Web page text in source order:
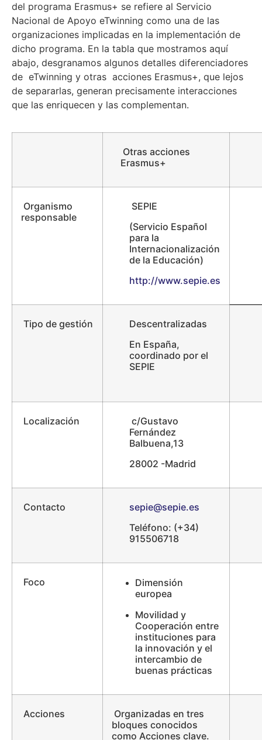
del programa Erasmus+ se refiere al Servicio
Nacional de Apoyo eTwinning como una de las
organizaciones implicadas en la implementación de
dicho programa. En la tabla que mostramos aquí
abajo, desgranamos algunos detalles diferenciadores
de eTwinning y otras acciones Erasmus+, que lejos
de separarlas, generan precisamente interacciones
que las enriquecen y las complementan.
Otras acciones
Erasmus+
Organismo
responsable
SEPIE
(Servicio Español
para la
Internacionalización
de la Educación)
http://www.sepie.es
Tipo de gestión
Descentralizadas
En España,
coordinado por el
SEPIE
Localización
c/Gustavo
Fernández
Balbuena,13
28002 -Madrid
Contacto
sepie@sepie.es
Teléfono: (+34)
915506718
Foco
Dimensión
europea
Movilidad y
Cooperación entre
instituciones para
la innovación y el
intercambio de
buenas prácticas
Acciones
Organizadas en tres
bloques conocidos
como Acciones clave.